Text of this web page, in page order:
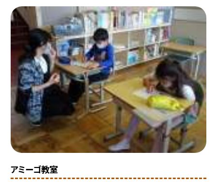
アミーゴ教室